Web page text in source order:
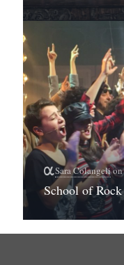
Sara Colangelion
School of